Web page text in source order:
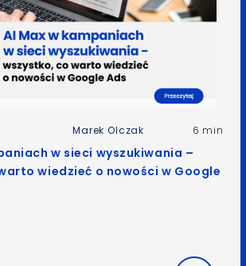
Marek Olczak 6 min
w sieci wyszukiwania –
wiedzieć o nowości w Google